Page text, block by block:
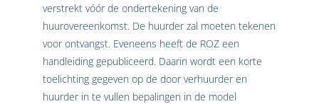
verstrekt vóór de ondertekening van de
huurovereenkomst. De huurder zal moeten tekenen
voor ontvangst. Eveneens heeft de ROZ een
handleiding gepubliceerd. Daarin wordt een korte
toelichting gegeven op de door verhuurder en
huurder in te vullen bepalingen in de model